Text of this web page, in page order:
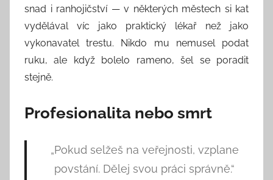
snad i ranhojičství — v některých městech si kat
vydělával víc jako praktický lékař než jako
vykonavatel trestu. Nikdo mu nemusel podat
ruku, ale když bolelo rameno, šel se poradit
stejně.
Profesionalita nebo smrt
„Pokud selžeš na veřejnosti, vzplane
povstání. Dělej svou práci správně.“